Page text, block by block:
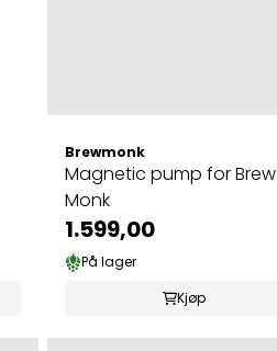
Brewmonk
Magnetic pump for Brew
Monk
1.599,00
På lager
Kjøp